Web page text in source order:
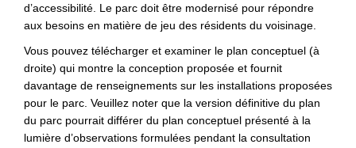
d’accessibilité. Le parc doit être modernisé pour répondre
aux besoins en matière de jeu des résidents du voisinage.
Vous pouvez télécharger et examiner le plan conceptuel (à
droite) qui montre la conception proposée et fournit
davantage de renseignements sur les installations proposées
pour le parc. Veuillez noter que la version définitive du plan
du parc pourrait différer du plan conceptuel présenté à la
lumière d’observations formulées pendant la consultation